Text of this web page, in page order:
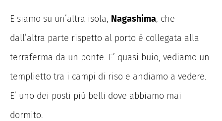
E siamo su un’altra isola, Nagashima, che
dall’altra parte rispetto al porto é collegata alla
terraferma da un ponte. E’ quasi buio, vediamo un
templietto tra i campi di riso e andiamo a vedere.
E’ uno dei posti più belli dove abbiamo mai
dormito.